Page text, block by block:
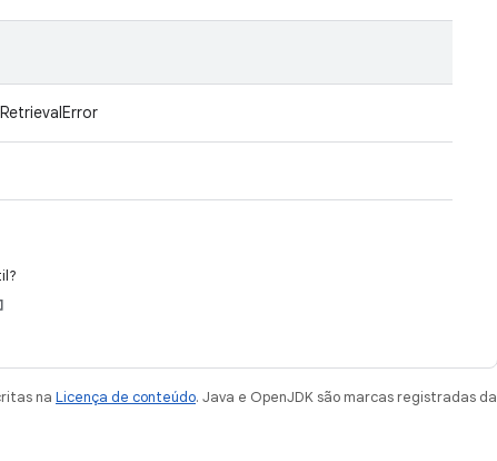
na Licença de conteúdo. Java e OpenJDK são marcas registradas da